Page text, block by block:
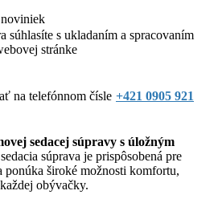
noviniek
súhlasíte s ukladaním a spracovaním
stránke
na telefónnom čísle +421 0905 921
sedacej súpravy s úložným
súprava je prispôsobená pre
ponúka široké možnosti komfortu,
obývačky.